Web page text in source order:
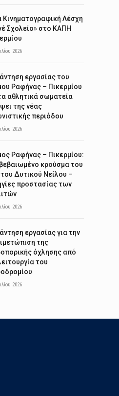
Κινηματογραφική Λέσχη
Σχολείο» στο ΚΑΠΗ
2026
εργασίας του
Ραφήνας – Πικερμίου
αθλητικά σωματεία
της νέας
περιόδου
2026
Ραφήνας – Πικερμίου:
κρούσμα του
του Δυτικού Νείλου –
προστασίας των
2026
εργασίας για την
της
όχλησης από
του
2026